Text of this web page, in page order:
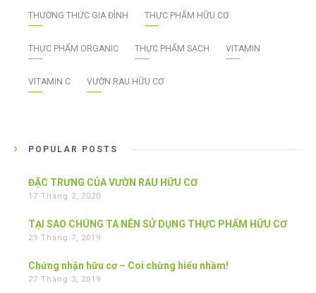
THƯỜNG THỨC GIA ĐÌNH THỰC PHẨM HỮU CƠ
THỰC PHẨM ORGANIC THỰC PHẨM SẠCH VITAMIN
VITAMIN C VƯỜN RAU HỮU CƠ
POPULAR POSTS
ĐẶC TRƯNG CỦA VƯỜN RAU HỮU CƠ
17 Tháng 2, 2020
TẠI SAO CHÚNG TA NÊN SỬ DỤNG THỰC PHẨM HỮU CƠ
29 Tháng 7, 2019
Chứng nhận hữu cơ – Coi chừng hiểu nhầm!
27 Tháng 3, 2019